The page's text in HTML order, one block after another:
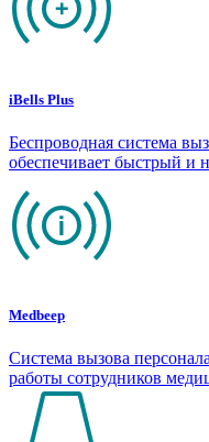
iBells Plus
Беспроводная система
обеспечивает быстрый и
Medbeep
Система вызова
работы сотрудников